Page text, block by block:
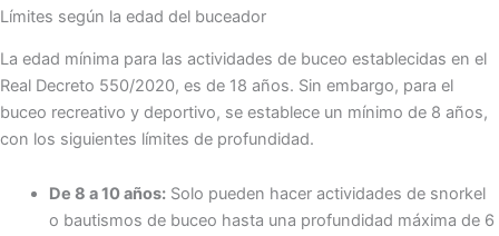
Límites según la edad del buceador
La edad mínima para las actividades de buceo establecidas en el
Real Decreto 550/2020, es de 18 años. Sin embargo, para el
buceo recreativo y deportivo, se establece un mínimo de 8 años,
con los siguientes límites de profundidad.
De 8 a 10 años:Solo pueden hacer actividades de snorkel
o bautismos de buceo hasta una profundidad máxima de 6